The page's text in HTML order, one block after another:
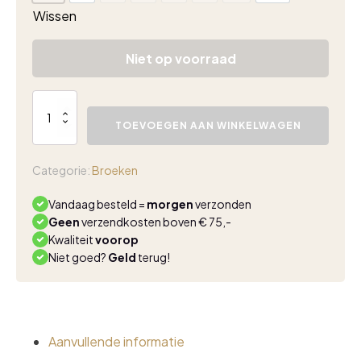
Wissen
Niet op voorraad
Day
leyna
aantal
TOEVOEGEN AAN WINKELWAGEN
Categorie: Broeken
Vandaag besteld = morgenverzonden
Geenverzendkosten boven € 75,-
Kwaliteitvoorop
Niet goed? Geld terug!
Aanvullende informatie